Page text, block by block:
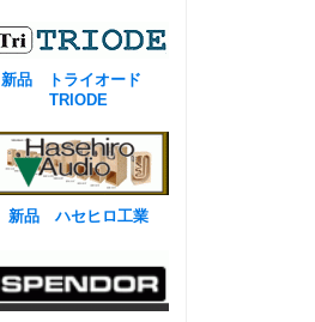
新品 トライオード
TRIODE
新品 ハセヒロ工業